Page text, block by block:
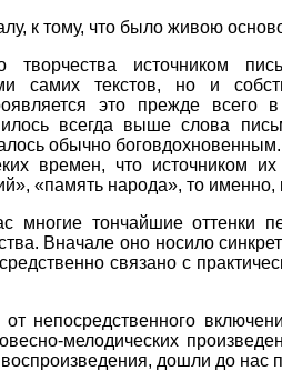
к тому, что было живою
творчества источником
самих текстов, но и
это прежде всего
всегда выше слова
обычно
времен, что источником
«память народа», то именно,
многие тончайшие оттенки
Вначале оно носило
связано с
непосредственного
мелодических
дошли до нас